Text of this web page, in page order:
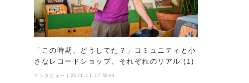
「この時期、どうしてた？」コミュニティと小
さなレコードショップ、それぞれのリアル (1)
インタビュー｜2021.11.17 Wed